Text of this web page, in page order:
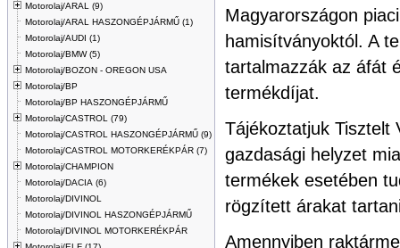
Motorolaj/ARAL (9)
Motorolaj/ARAL HASZONGÉPJÁRMŰ (1)
Motorolaj/AUDI (1)
Motorolaj/BMW (5)
Motorolaj/BOZON - OREGON USA
Motorolaj/BP
Motorolaj/BP HASZONGÉPJÁRMŰ
Motorolaj/CASTROL (79)
Motorolaj/CASTROL HASZONGÉPJÁRMŰ (9)
Motorolaj/CASTROL MOTORKERÉKPÁR (7)
Motorolaj/CHAMPION
Motorolaj/DACIA (6)
Motorolaj/DIVINOL
Motorolaj/DIVINOL HASZONGÉPJÁRMŰ
Motorolaj/DIVINOL MOTORKERÉKPÁR
Magyarországon
hamisítványoktól. A
tartalmazzák az áfát
termékdíjat.
Tájékoztatjuk Tisztelt
gazdasági helyzet
termékek esetében
rögzített árakat
Amennyiben